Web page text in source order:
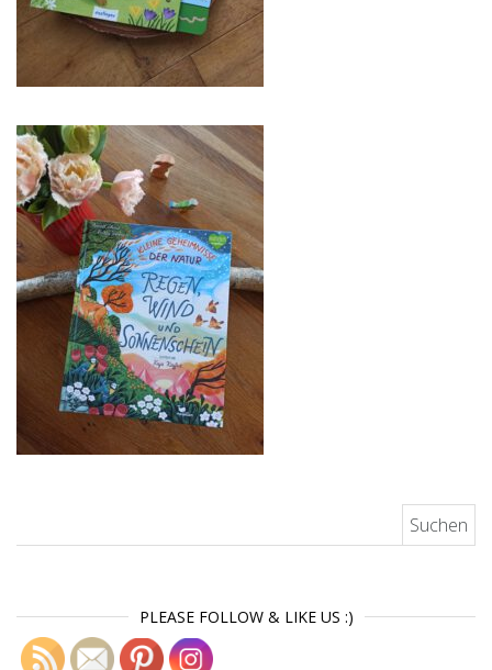
PLEASE FOLLOW & LIKE US :)